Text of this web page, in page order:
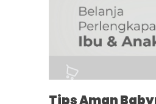
Tips Aman